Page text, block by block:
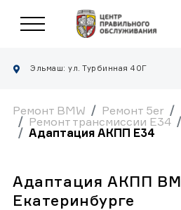
Эльмаш: ул. Турбинная 40Г
Ремонт BMW Ремонт 5er
Ремонт трансмиссии E34
Адаптация АКПП E34
Адаптация АКПП
Екатеринбурге